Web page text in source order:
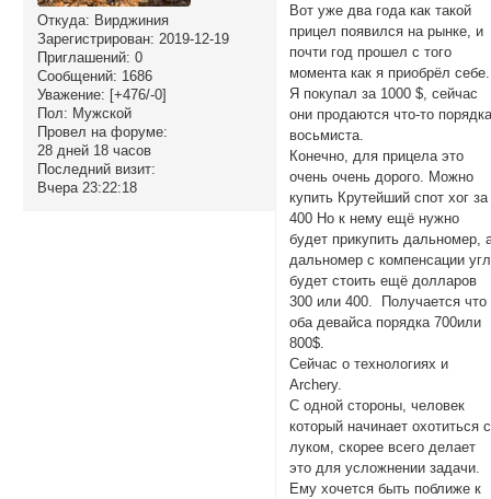
Откуда: Вирджиния
Зарегистрирован: 2019-12-19
Приглашений: 0
Сообщений: 1686
Уважение: [+476/-0]
Пол: Мужской
Провел на форуме:
28 дней 18 часов
Последний визит:
Вчера 23:22:18
Вот уже два года как такой
прицел появился на рынке, и
почти год прошел с того
момента как я приобрёл себе.
Я покупал за 1000 $, сейчас
они продаются что-то
восьмиста.
Конечно, для прицела это
очень очень дорого. Можно
купить Крутейший спот хог за
400 Но к нему ещё нужно
будет прикупить дальномер,
дальномер с компенсации
будет стоить ещё долларов
300 или 400. Получается что
оба девайса порядка 700или
800$.
Сейчас о технологиях и
Archery.
С одной стороны, человек
который начинает охотиться с
луком, скорее всего делает
это для усложнении задачи.
Ему хочется быть поближе к